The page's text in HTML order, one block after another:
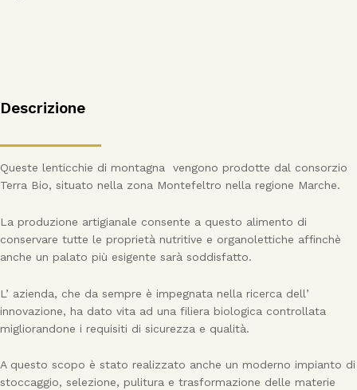
Descrizione
Queste lenticchie di montagna vengono prodotte dal consorzio
Terra Bio, situato nella zona Montefeltro nella regione Marche.
La produzione artigianale consente a questo alimento di
conservare tutte le proprietà nutritive e organolettiche affinchè
anche un palato più esigente sarà soddisfatto.
L’ azienda, che da sempre è impegnata nella ricerca dell’
innovazione, ha dato vita ad una filiera biologica controllata
migliorandone i requisiti di sicurezza e qualità.
A questo scopo è stato realizzato anche un moderno impianto di
stoccaggio, selezione, pulitura e trasformazione delle materie